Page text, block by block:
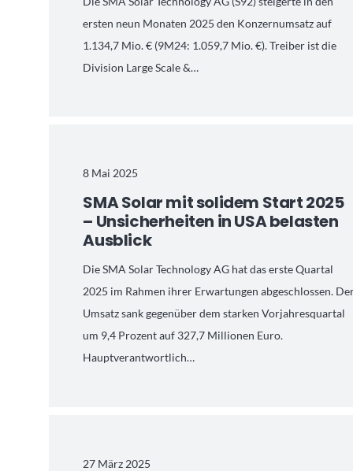
ersten neun Monaten 2025 den Konzernumsatz auf
1.134,7 Mio. € (9M24: 1.059,7 Mio. €). Treiber ist die
Division Large Scale &…
8 Mai 2025
SMA Solar mit solidem Start 2025
– Unsicherheiten in USA belasten
Ausblick
Die SMA Solar Technology AG hat das erste Quartal
2025 im Rahmen ihrer Erwartungen abgeschlossen.
Umsatz sank gegenüber dem starken Vorjahresquartal
um 9,4 Prozent auf 327,7 Millionen Euro.
Hauptverantwortlich…
27 März 2025